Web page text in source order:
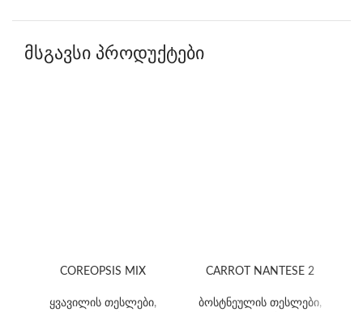
მსგავსი პროდუქტები
COREOPSIS MIX
ყვავილის თესლები,
CARROT NANTESE 2
ბოსტნეულის თესლები,